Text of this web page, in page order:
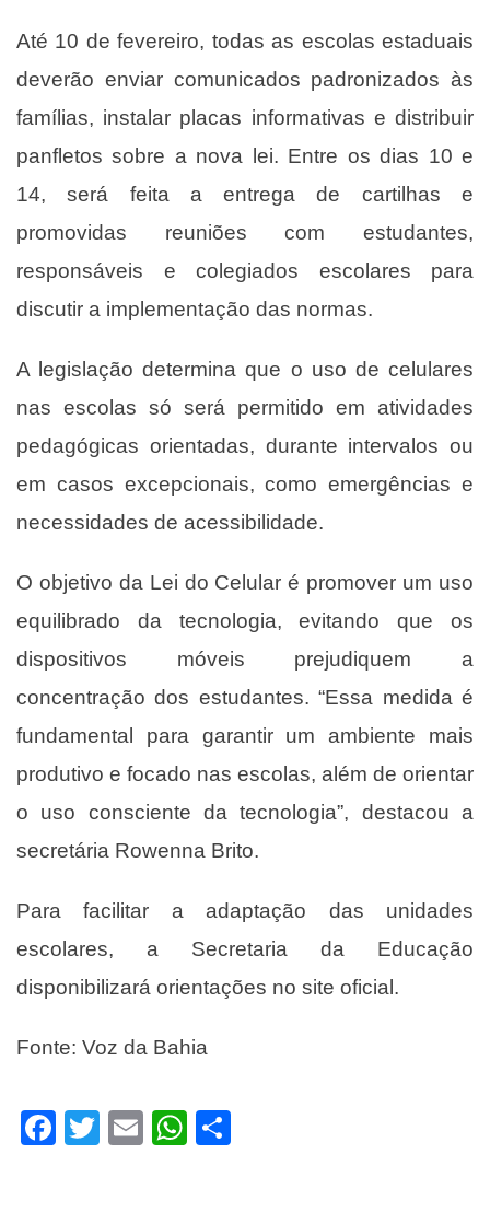
Até 10 de fevereiro, todas as escolas estaduais
deverão enviar comunicados padronizados às
famílias, instalar placas informativas e distribuir
panfletos sobre a nova lei. Entre os dias 10 e
14, será feita a entrega de cartilhas e
promovidas reuniões com estudantes,
responsáveis e colegiados escolares para
discutir a implementação das normas.
A legislação determina que o uso de celulares
nas escolas só será permitido em atividades
pedagógicas orientadas, durante intervalos ou
em casos excepcionais, como emergências e
necessidades de acessibilidade.
O objetivo da Lei do Celular é promover um uso
equilibrado da tecnologia, evitando que os
dispositivos móveis prejudiquem a
concentração dos estudantes. “Essa medida é
fundamental para garantir um ambiente mais
produtivo e focado nas escolas, além de orientar
o uso consciente da tecnologia”, destacou a
secretária Rowenna Brito.
Para facilitar a adaptação das unidades
escolares, a Secretaria da Educação
disponibilizará orientações no site oficial.
Fonte: Voz da Bahia
Facebook
Twitter
EmailWhatsApp